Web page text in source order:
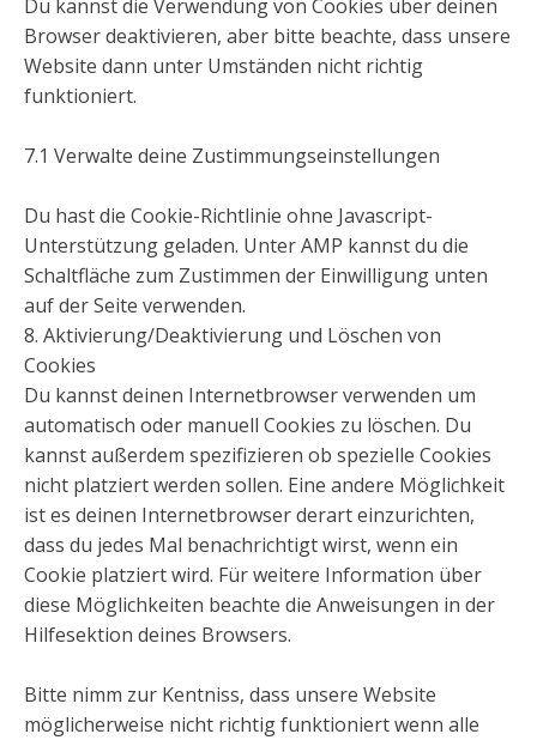
Du kannst die Verwendung von Cookies über deinen
Browser deaktivieren, aber bitte beachte, dass unsere
Website dann unter Umständen nicht richtig
funktioniert.
7.1 Verwalte deine Zustimmungseinstellungen
Du hast die Cookie-Richtlinie ohne Javascript-
Unterstützung geladen. Unter AMP kannst du die
Schaltfläche zum Zustimmen der Einwilligung unten
auf der Seite verwenden.
8. Aktivierung/Deaktivierung und Löschen von
Cookies
Du kannst deinen Internetbrowser verwenden um
automatisch oder manuell Cookies zu löschen. Du
kannst außerdem spezifizieren ob spezielle Cookies
nicht platziert werden sollen. Eine andere Möglichkeit
ist es deinen Internetbrowser derart einzurichten,
dass du jedes Mal benachrichtigt wirst, wenn ein
Cookie platziert wird. Für weitere Information über
diese Möglichkeiten beachte die Anweisungen in der
Hilfesektion deines Browsers.
Bitte nimm zur Kentniss, dass unsere Website
möglicherweise nicht richtig funktioniert wenn alle